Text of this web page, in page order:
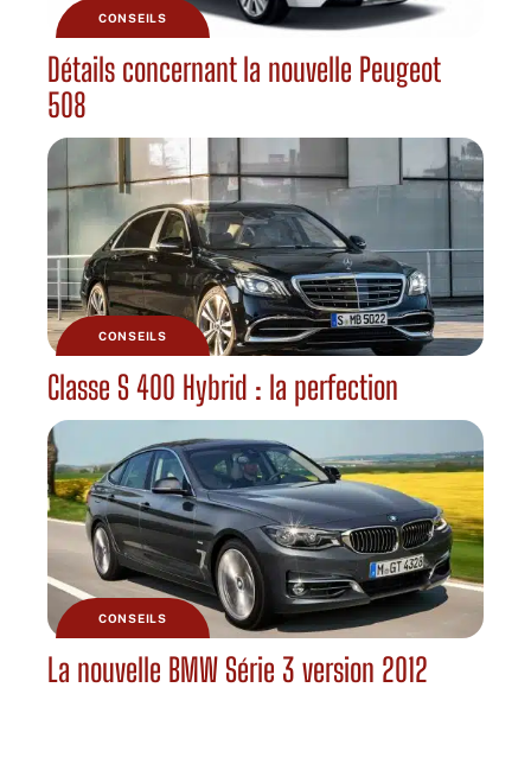
CONSEILS
Détails concernant la nouvelle Peugeot
508
CONSEILS
Classe S 400 Hybrid : la perfection
CONSEILS
La nouvelle BMW Série 3 version 2012